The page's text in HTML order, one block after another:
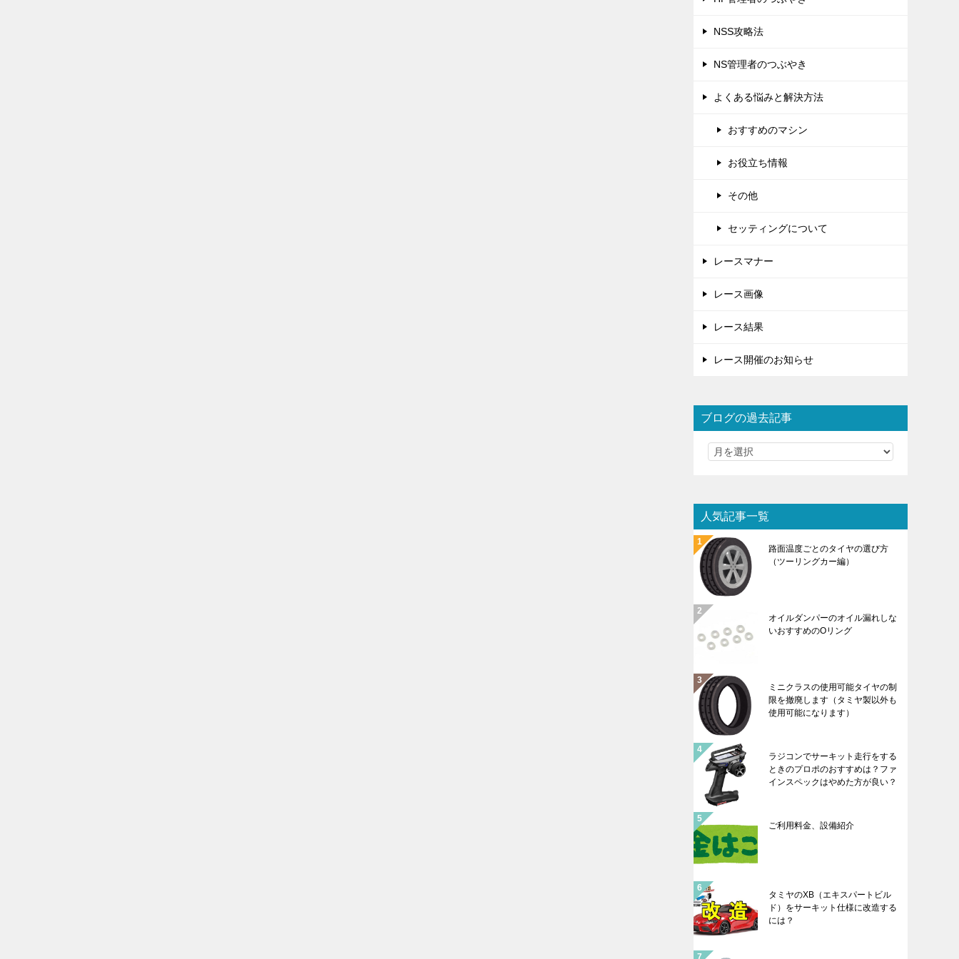
NSS攻略法
NS管理者のつぶやき
よくある悩みと解決方法
おすすめのマシン
お役立ち情報
その他
セッティングについて
レースマナー
レース画像
レース結果
レース開催のお知らせ
ブログの過去記事
人気記事一覧
路面温度ごとのタイヤの選び方
（ツーリングカー編）
オイルダンパーのオイル漏れしな
いおすすめのOリング
ミニクラスの使用可能タイヤの制
限を撤廃します（タミヤ製以外も
使用可能になります）
ラジコンでサーキット走行をする
ときのプロポのおすすめは？ファ
インスペックはやめた方が良い？
ご利用料金、設備紹介
タミヤのXB（エキスパートビル
ド）をサーキット仕様に改造する
には？